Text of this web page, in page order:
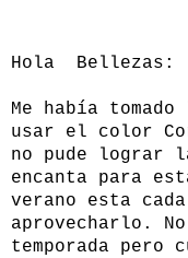
Hola Bellezas:
Me había
usar el color
no pude lograr
encanta para
verano esta
aprovecharlo.
temporada pero